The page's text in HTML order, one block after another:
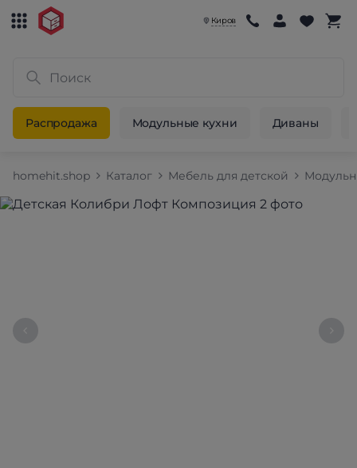
Киров
Распродажа Модульные кухни Диваны
homehit.shop Каталог Мебель для детской